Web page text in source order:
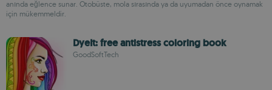
anında eğlence sunar. Otobüste, mola sırasında ya da uyumadan önce oynamak
için mükemmeldir.
DyeIt: free antistress coloring book
GoodSoftTech